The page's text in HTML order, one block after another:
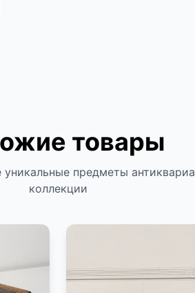
товары
уникальные предметы
коллекции